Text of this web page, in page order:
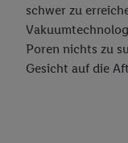
schwer zu
Poren nichts zu
Gesicht auf die